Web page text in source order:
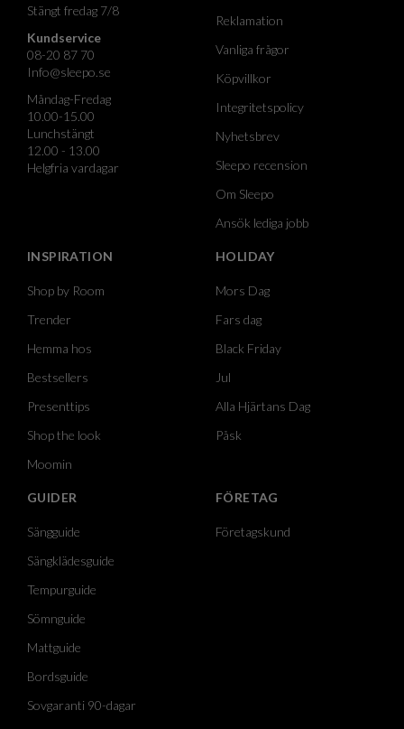
Stängt fredag 7/8
Kundservice
08-20 87 70
Info@sleepo.se
Måndag-Fredag
10.00-15.00
Lunchstängt
12.00 - 13.00
Helgfria vardagar
Reklamation
Vanliga frågor
Köpvillkor
Integritetspolicy
Nyhetsbrev
Sleepo recension
Om Sleepo
Ansök lediga jobb
INSPIRATION
Shop by Room
Trender
Hemma hos
Bestsellers
Presenttips
Shop the look
Moomin
HOLIDAY
Mors Dag
Fars dag
Black Friday
Jul
Alla Hjärtans Dag
Påsk
GUIDER
Sängguide
Sängklädesguide
Tempurguide
Sömnguide
Mattguide
Bordsguide
Sovgaranti 90-dagar
FÖRETAG
Företagskund